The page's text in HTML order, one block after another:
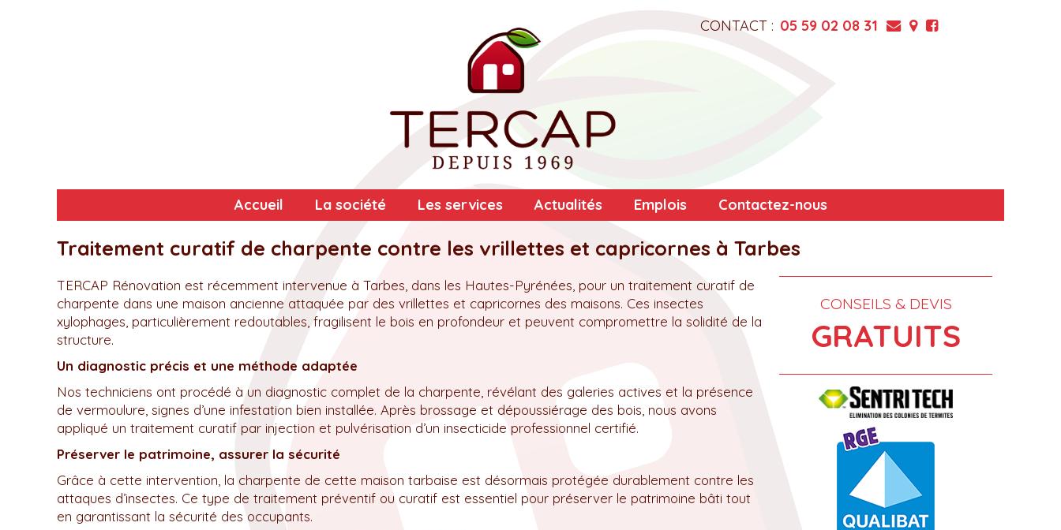
CONTACT : 05 59 02 08 31
Accueil La société Les services Actualités Emplois Contactez-nous
Traitement curatif de charpente contre les vrillettes et capricornes à Tarbes
TERCAP Rénovation est récemment intervenue à Tarbes, dans les Hautes-Pyrénées, pour un traitement curatif de
charpente dans une maison ancienne attaquée par des vrillettes et capricornes des maisons. Ces insectes
xylophages, particulièrement redoutables, fragilisent le bois en profondeur et peuvent compromettre la solidité de la
structure.
Un diagnostic précis et une méthode adaptée
Nos techniciens ont procédé à un diagnostic complet de la charpente, révélant des galeries actives et la présence
de vermoulure, signes d’une infestation bien installée. Après brossage et dépoussiérage des bois, nous avons
appliqué un traitement curatif par injection et pulvérisation d’un insecticide professionnel certifié.
Préserver le patrimoine, assurer la sécurité
Grâce à cette intervention, la charpente de cette maison tarbaise est désormais protégée durablement contre les
attaques d’insectes. Ce type de traitement préventif ou curatif est essentiel pour préserver le patrimoine bâti tout
en garantissant la sécurité des occupants.
CONSEILS & DEVIS
GRATUITS